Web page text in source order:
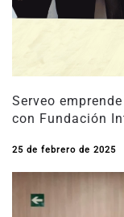
Serveo
con Fundación
25 de febrero de 2025